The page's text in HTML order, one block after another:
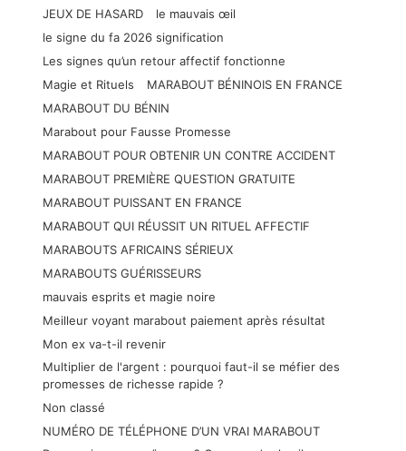
JEUX DE HASARD
le mauvais œil
le signe du fa 2026 signification
Les signes qu’un retour affectif fonctionne
Magie et Rituels
MARABOUT BÉNINOIS EN FRANCE
MARABOUT DU BÉNIN
Marabout pour Fausse Promesse
MARABOUT POUR OBTENIR UN CONTRE ACCIDENT
MARABOUT PREMIÈRE QUESTION GRATUITE
MARABOUT PUISSANT EN FRANCE
MARABOUT QUI RÉUSSIT UN RITUEL AFFECTIF
MARABOUTS AFRICAINS SÉRIEUX
MARABOUTS GUÉRISSEURS
mauvais esprits et magie noire
Meilleur voyant marabout paiement après résultat
Mon ex va-t-il revenir
Multiplier de l'argent : pourquoi faut-il se méfier des
promesses de richesse rapide ?
Non classé
NUMÉRO DE TÉLÉPHONE D’UN VRAI MARABOUT